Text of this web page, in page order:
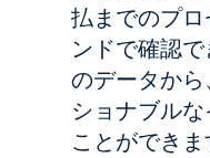
払までのプ
ンドで確認
のデータか
ショナブル
ことができま